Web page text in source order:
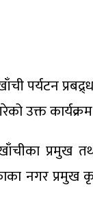
पर्यटन
उक्त
नगर प्रमुख